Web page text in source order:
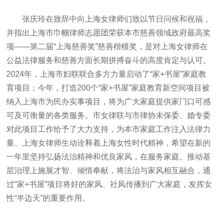
张庆玲在致辞中向上海女律师们致以节日问候和祝福，
并指出上海市巾帼律师志愿团荣获本市慈善领域政府最高奖
项——第二届“上海慈善奖”慈善楷模奖，是对上海女律师在
公益法律服务和慈善方面长期拼搏奋斗的高度肯定与认可。
2024年，上海市妇联联合多方力量启动了“家+书屋”家庭教
育项目；今年，打造200个“家+书屋”家庭教育新空间项目被
纳入上海市为民办实事项目，将为广大家庭提供家门口可感
可及可衡量的各类服务。市女律联与市律协未保委、婚专委
对此项目工作给予了大力支持，为本市家庭工作注入法律力
量。上海女律师生动诠释着上海女性时代精神，希望在新的
一年里坚持弘扬法治精神和优良家风，在服务家庭、推动基
层治理上施展才智、倾情奉献，将法治与家风相互融合，通
过“家+书屋”项目将好的家风、社风传播到广大家庭，发挥女
性“半边天”的重要作用。